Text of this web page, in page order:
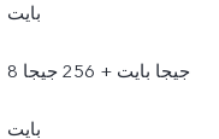
بايت
8 جيجا بايت + 256 جيجا
بايت